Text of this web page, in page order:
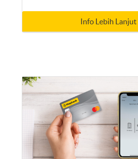
Info Lebih Lanjut